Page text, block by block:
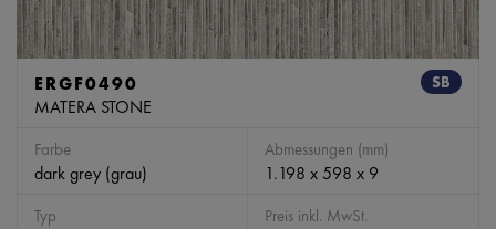
SB
ERGF0490
MATERA STONE
Farbe
dark grey (grau)
Abmessungen (mm)
1.198 x 598 x 9
Typ Preis inkl. MwSt.